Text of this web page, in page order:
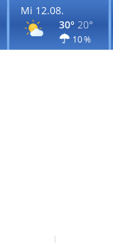
Mi 12.08.
30° 20°
10 %